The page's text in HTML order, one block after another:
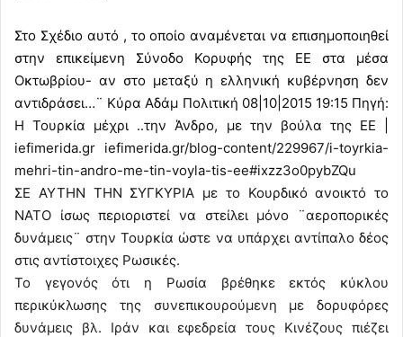
Στο Σχέδιο αυτό , το οποίο αναμένεται να επισημοποιηθεί
στην επικείμενη Σύνοδο Κορυφής της ΕΕ στα μέσα
Οκτωβρίου- αν στο μεταξύ η ελληνική κυβέρνηση δεν
αντιδράσει…¨ Κύρα Αδάμ Πολιτική 08|10|2015 19:15 Πηγή:
Η Τουρκία μέχρι ..την Άνδρο, με την βούλα της ΕΕ |
iefimerida.gr iefimerida.gr/blog-content/229967/i-toyrkia-
mehri-tin-andro-me-tin-voyla-tis-ee#ixzz3o0pybZQu
ΣΕ ΑΥΤΗΝ ΤΗΝ ΣΥΓΚΥΡΙΑ με το Κουρδικό ανοικτό το
ΝΑΤΟ ίσως περιοριστεί να στείλει μόνο ¨αεροπορικές
δυνάμεις¨ στην Τουρκία ώστε να υπάρχει αντίπαλο δέος
στις αντίστοιχες Ρωσικές.
Το γεγονός ότι η Ρωσία βρέθηκε εκτός κύκλου
περικύκλωσης της συνεπικουρούμενη με δορυφόρες
δυνάμεις βλ. Ιράν και εφεδρεία τους Κινέζους πιέζει